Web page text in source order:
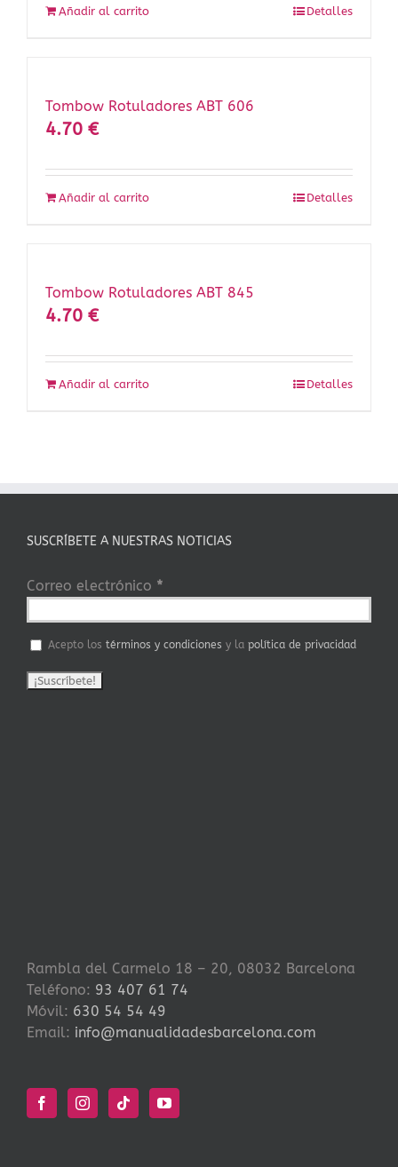
Añadir al carrito Detalles
Tombow Rotuladores ABT 606
4.70 €
Añadir al carrito Detalles
Tombow Rotuladores ABT 845
4.70 €
Añadir al carrito Detalles
SUSCRÍBETE A NUESTRAS NOTICIAS
Correo electrónico *
Acepto los términos y condiciones y la política de privacidad
Rambla del Carmelo 18 – 20, 08032 Barcelona
Teléfono: 93 407 61 74
Móvil: 630 54 54 49
Email: info@manualidadesbarcelona.com